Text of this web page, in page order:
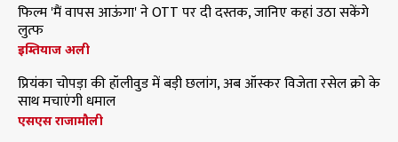
फिल्म 'मैं वापस आऊंगा' ने OTT पर दी दस्तक, जानिए कहां उठा सकेंगे
लुत्फ
इम्तियाज अली
प्रियंका चोपड़ा की हॉलीवुड में बड़ी छलांग, अब ऑस्कर विजेता रसेल क्रो के
साथ मचाएंगी धमाल
एसएस राजामौली